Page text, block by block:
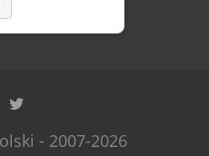
- 2007-2026